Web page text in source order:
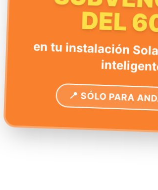
DEL
en tu instalación
📍 SÓLO PARA